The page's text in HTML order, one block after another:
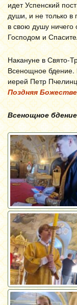
идет Успенский
души, и не только в
в свою душу ничего
Господом и
Накануне в Свято-
Всенощное бдение.
иерей Петр
Поздняя
Всенощное бдение